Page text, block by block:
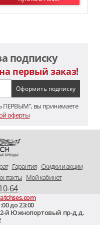
подписку
на первый заказ!
ПЕРВЫМ”, вы принимаете
оферты
Гарантия Скидки и акции
Мой кабинет
64
до 23:00
2-й Южнопортовый пр-д, д.